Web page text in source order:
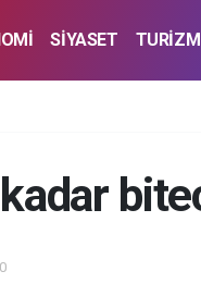
SİYASET TURİZM